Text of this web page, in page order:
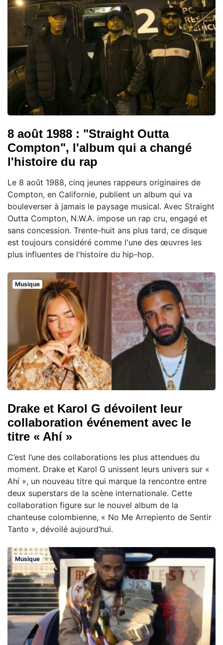
8 août 1988 : "Straight Outta
Compton", l'album qui a changé
l'histoire du rap
Le 8 août 1988, cinq jeunes rappeurs originaires de
Compton, en Californie, publient un album qui va
bouleverser à jamais le paysage musical. Avec Straight
Outta Compton, N.W.A. impose un rap cru, engagé et
sans concession. Trente-huit ans plus tard, ce disque
est toujours considéré comme l'une des œuvres les
plus influentes de l'histoire du hip-hop.
Musique
Drake et Karol G dévoilent leur
collaboration événement avec le
titre « Ahí »
C’est l’une des collaborations les plus attendues du
moment. Drake et Karol G unissent leurs univers sur «
Ahí », un nouveau titre qui marque la rencontre entre
deux superstars de la scène internationale. Cette
collaboration figure sur le nouvel album de la
chanteuse colombienne, « No Me Arrepiento de Sentir
Tanto », dévoilé aujourd’hui.
Musique